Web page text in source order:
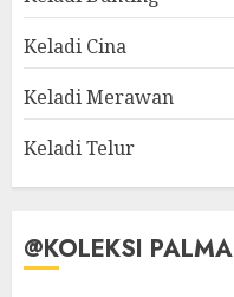
Keladi Cina
Keladi Merawan
Keladi Telur
@KOLEKSI PALMA